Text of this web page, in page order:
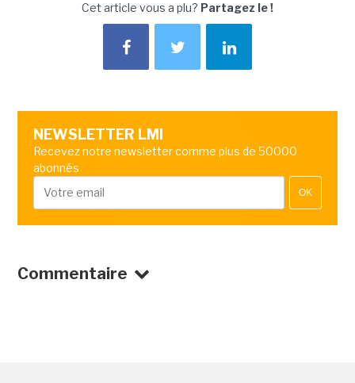
Cet article vous a plu? Partagez le !
NEWSLETTER LMI
Recevez notre newsletter comme plus de 50000
abonnés
OK
Commentaire